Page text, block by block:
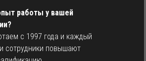
работы у вашей
с 1997 года и каждый
сотрудники повышают